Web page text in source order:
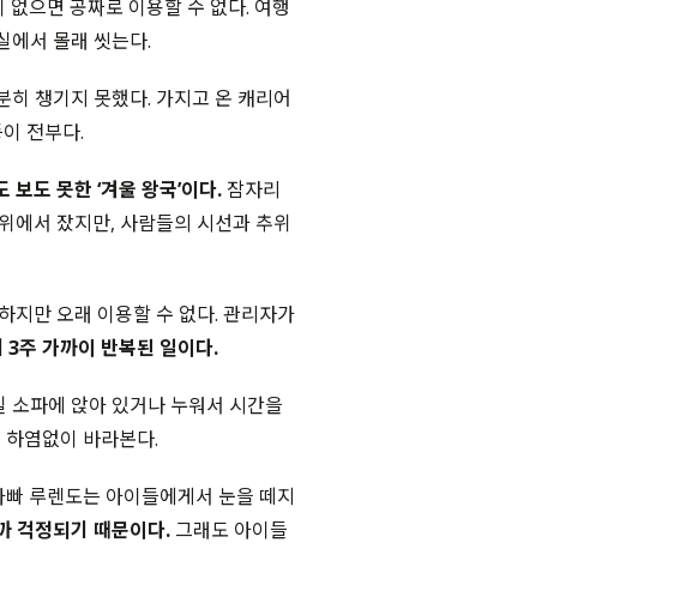
으면 공짜로 이용할 수 없다. 여행
에서 몰래 씻는다.
챙기지 못했다. 가지고 온 캐리어
전부다.
도 못한 ‘겨울 왕국’이다. 잠자리
에서 잤지만, 사람들의 시선과 추위
지만 오래 이용할 수 없다. 관리자가
3주 가까이 반복된 일이다.
소파에 앉아 있거나 누워서 시간을
염없이 바라본다.
루렌도는 아이들에게서 눈을 떼지
걱정되기 때문이다. 그래도 아이들